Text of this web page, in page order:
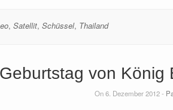
, Satellit, Schüssel, Thailand
von
On 6. Dezember 2012 -